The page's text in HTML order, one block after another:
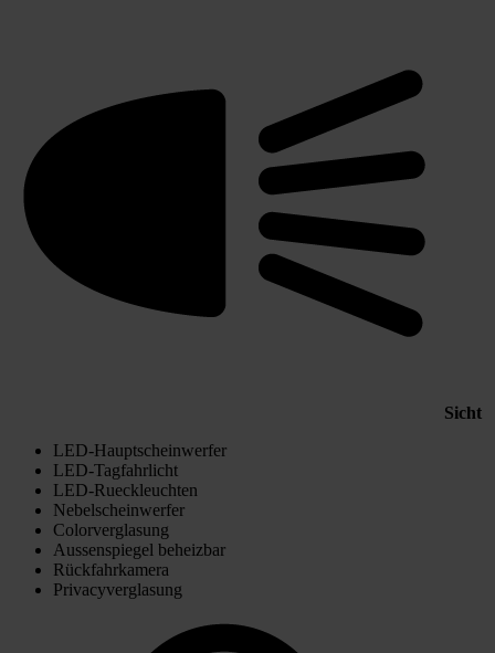
Sicht
LED-Hauptscheinwerfer
LED-Tagfahrlicht
LED-Rueckleuchten
Nebelscheinwerfer
Colorverglasung
Aussenspiegel beheizbar
Rückfahrkamera
Privacyverglasung